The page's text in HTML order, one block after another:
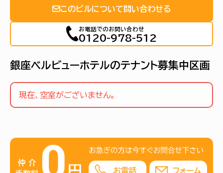
このビルについて問い合わせる
お電話でのお問い合わせ
0120-978-512
銀座ベルビューホテルのテナント募集中区画
現在、空室がございません。